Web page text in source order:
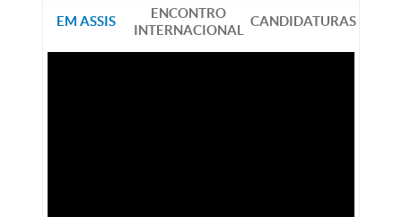
EM ASSIS
ENCONTRO
INTERNACIONAL
CANDIDATURAS